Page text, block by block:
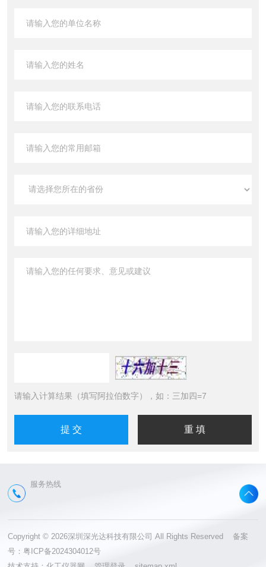
请输入计算结果（填写阿拉伯数字），如：三加四=7
服务热线
Copyright © 2026深圳深光达科技有限公司 All Rights Reserved 备案
号：粤ICP备2024304012号